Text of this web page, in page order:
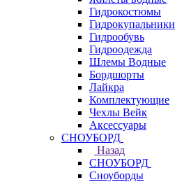
Гидрокостюмы
Гидрокупальники
Гидрообувь
Гидроодежда
Шлемы Водные
Бордшорты
Лайкра
Комплектующие
Чехлы Вейк
Аксессуары
СНОУБОРД
Назад
СНОУБОРД
Сноуборды